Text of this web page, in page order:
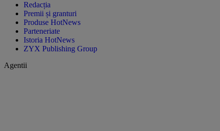
Redacția
Premii și granturi
Produse HotNews
Parteneriate
Istoria HotNews
ZYX Publishing Group
Agentii